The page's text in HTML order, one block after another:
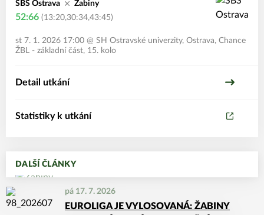
SBŠ Ostrava Žabiny
52:66 (13:20,30:34,43:45)
st 7. 1. 2026 17:00 @ SH Ostravské univerzity, Ostrava, Chance
ŽBL - základní část, 15. kolo
Detail utkání
Statistiky k utkání
DALŠÍ ČLÁNKY
pá 17. 7. 2026
EUROLIGA JE VYLOSOVANÁ: ŽABINY